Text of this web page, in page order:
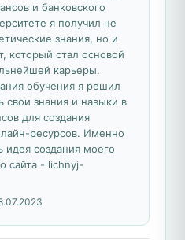
и банковского
я получил не
знания, но и
который стал основой
карьеры.
обучения я решил
свои знания и навыки в
для создания
ресурсов. Именно
идея создания моего
сайта - lichnyj-